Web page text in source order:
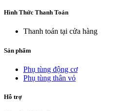
Hình Thức Thanh Toán
Thanh toán tại cửa hàng
Sản phẩm
Phụ tùng động cơ
Phụ tùng thân vỏ
Hỗ trợ